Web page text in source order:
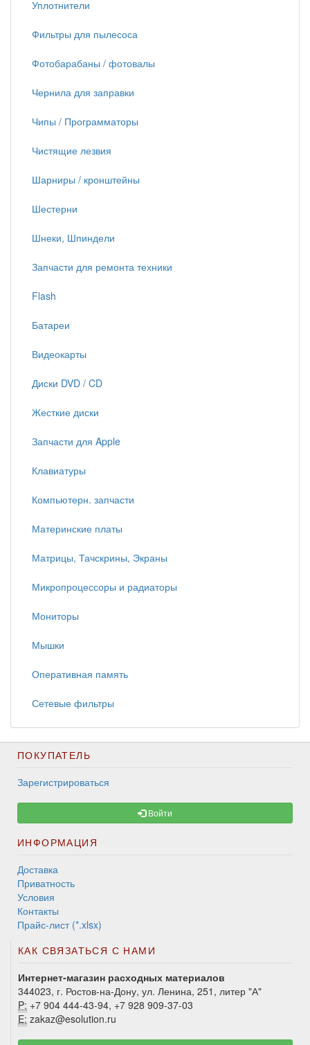
Уплотнители
Фильтры для пылесоса
Фотобарабаны / фотовалы
Чернила для заправки
Чипы / Программаторы
Чистящие лезвия
Шарниры / кронштейны
Шестерни
Шнеки, Шпиндели
Запчасти для ремонта техники
Flash
Батареи
Видеокарты
Диски DVD / CD
Жесткие диски
Запчасти для Apple
Клавиатуры
Компьютерн. запчасти
Материнские платы
Матрицы, Тачскрины, Экраны
Микропроцессоры и радиаторы
Мониторы
Мышки
Оперативная память
Сетевые фильтры
ПОКУПАТЕЛЬ
Зарегистрироваться
Войти
ИНФОРМАЦИЯ
Доставка
Приватность
Условия
Контакты
Прайс-лист (*.xlsx)
КАК СВЯЗАТЬСЯ С НАМИ
Интернет-магазин расходных материалов
344023, г. Ростов-на-Дону, ул. Ленина, 251, литер "А"
P: +7 904 444-43-94, +7 928 909-37-03
E: zakaz@esolution.ru